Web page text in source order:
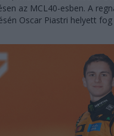
az MCL40-esben. A
Oscar Piastri helyett